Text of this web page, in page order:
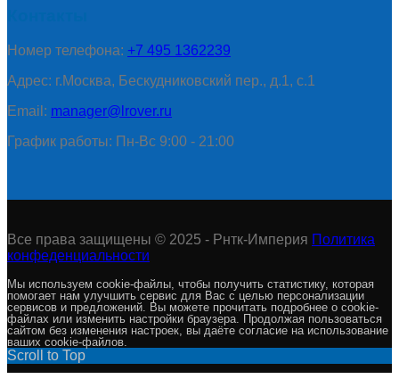
Номер телефона: +7 495 1362239
Адрес: г.Москва, Бескудниковский пер., д.1, с.1
Email: manager@lrover.ru
График работы: Пн-Вс 9:00 - 21:00
Все права защищены © 2025 - Рнтк-Империя Политика
конфеденциальности
Мы используем cookie-файлы, чтобы получить статистику, которая
помогает нам улучшить сервис для Вас с целью персонализации
сервисов и предложений. Вы можете прочитать подробнее о cookie-
файлах или изменить настройки браузера. Продолжая пользоваться
сайтом без изменения настроек, вы даёте согласие на использование
ваших cookie-файлов.
Scroll to Top